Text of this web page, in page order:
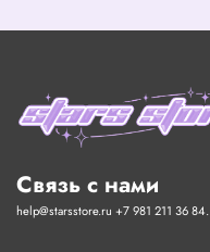
Связь с нами
help@starsstore.ru +7 981 211 36 84.